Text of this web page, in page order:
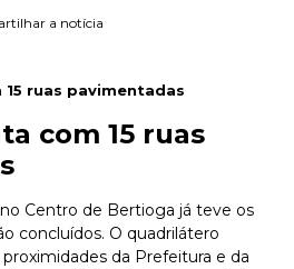
a notícia
ruas pavimentadas
com 15 ruas
Centro de Bertioga já teve os
concluídos. O quadrilátero
da Prefeitura e da